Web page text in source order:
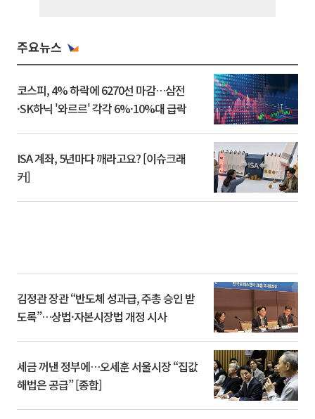
주요뉴스
코스피, 4% 하락에 6270선 마감…삼전
·SK하닉 '와르르' 각각 6%·10%대 급락
ISA 계좌, 5년마다 깨라고요? [이슈크래
커]
김정관 장관 “반도체 성과급, 주총 승인 받
도록”…상법·자본시장법 개정 시사
세금 꺼낸 정부에…오세훈 서울시장 “집값
해법은 공급” [종합]